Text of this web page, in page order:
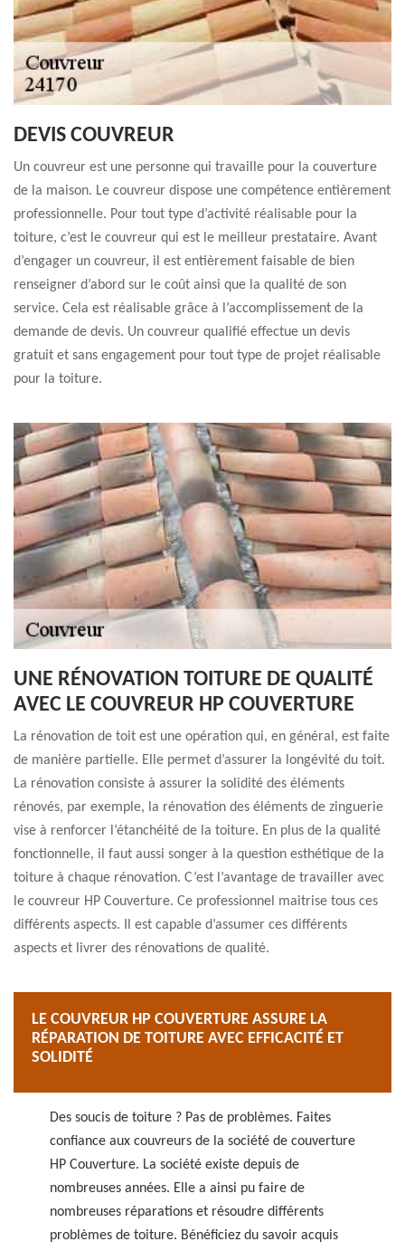
DEVIS COUVREUR
Un couvreur est une personne qui travaille pour la couverture
de la maison. Le couvreur dispose une compétence entièrement
professionnelle. Pour tout type d’activité réalisable pour la
toiture, c’est le couvreur qui est le meilleur prestataire. Avant
d’engager un couvreur, il est entièrement faisable de bien
renseigner d’abord sur le coût ainsi que la qualité de son
service. Cela est réalisable grâce à l’accomplissement de la
demande de devis. Un couvreur qualifié effectue un devis
gratuit et sans engagement pour tout type de projet réalisable
pour la toiture.
UNE RÉNOVATION TOITURE DE QUALITÉ
AVEC LE COUVREUR HP COUVERTURE
La rénovation de toit est une opération qui, en général, est faite
de manière partielle. Elle permet d’assurer la longévité du toit.
La rénovation consiste à assurer la solidité des éléments
rénovés, par exemple, la rénovation des éléments de zinguerie
vise à renforcer l’étanchéité de la toiture. En plus de la qualité
fonctionnelle, il faut aussi songer à la question esthétique de la
toiture à chaque rénovation. C’est l’avantage de travailler avec
le couvreur HP Couverture. Ce professionnel maitrise tous ces
différents aspects. Il est capable d’assumer ces différents
aspects et livrer des rénovations de qualité.
LE COUVREUR HP COUVERTURE ASSURE LA
RÉPARATION DE TOITURE AVEC EFFICACITÉ ET
SOLIDITÉ
Des soucis de toiture ? Pas de problèmes. Faites
confiance aux couvreurs de la société de couverture
HP Couverture. La société existe depuis de
nombreuses années. Elle a ainsi pu faire de
nombreuses réparations et résoudre différents
problèmes de toiture. Bénéficiez du savoir acquis